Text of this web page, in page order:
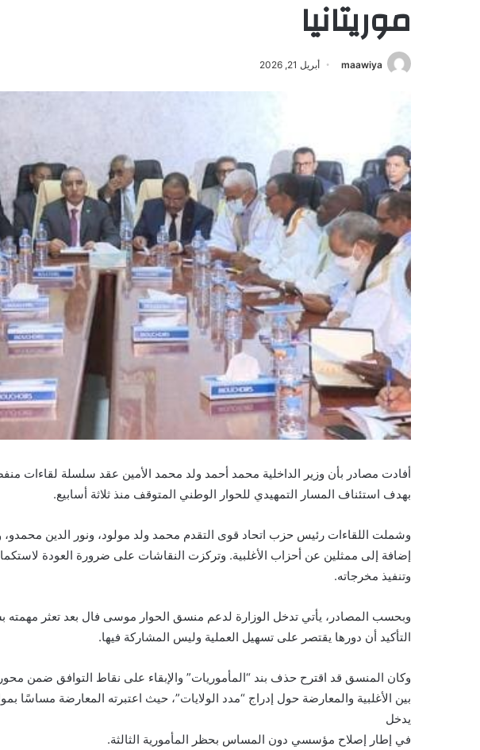
موريتانيا
maawiya أبريل 21, 2026
أفادت مصادر بأن وزير الداخلية محمد أحمد ولد محمد الأمين عقد سلسلة لقاءات
بهدف استئناف المسار التمهيدي للحوار الوطني المتوقف منذ ثلاثة أسابيع.
وشملت اللقاءات رئيس حزب اتحاد قوى التقدم محمد ولد مولود، ونور الدين محمدو،
إضافة إلى ممثلين عن أحزاب الأغلبية. وتركزت النقاشات على ضرورة العودة
وتنفيذ مخرجاته.
وبحسب المصادر، يأتي تدخل الوزارة لدعم منسق الحوار موسى فال بعد تعثر مهمته
التأكيد أن دورها يقتصر على تسهيل العملية وليس المشاركة فيها.
وكان المنسق قد اقترح حذف بند “المأموريات” والإبقاء على نقاط التوافق ضمن محور
بين الأغلبية والمعارضة حول إدراج “مدد الولايات”، حيث اعتبرته المعارضة مساسًا
يدخل
في إطار إصلاح مؤسسي دون المساس بحظر المأمورية الثالثة.